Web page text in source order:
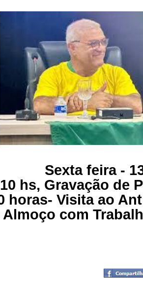
Sexta feira -
hs, Gravação de
horas- Visita ao
Almoço com
23:20